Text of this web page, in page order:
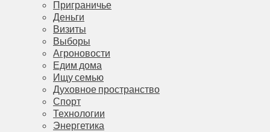
Приграничье
Деньги
Визиты
Выборы
Агроновости
Едим дома
Ищу семью
Духовное пространство
Спорт
Технологии
Энергетика